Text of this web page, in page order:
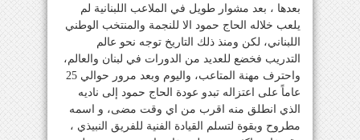
بعدها ، بعد مشوار طويل في الملاعب اللبنانية لم
يلعب خلاله الحاج حمود الا للنجمة والمنتخب الوطني
اللبناني، لكن ومنذ ذلك التاريخ توجه نحو عالم
التدريب فخضع للعديد من الدورات في لبنان والعالم،
واحترف مهنة المتاعب، واليوم وبعد مرور حوالي 25
عاماً على اعتزاله تبدو عودة الحاج حمود إلى ناديه
الذي انطلق منه اقرب من اي وقت مضى، و اسمه
مطروح وبقوة لتسلم القيادة الفنية للفريق النبيذي ،